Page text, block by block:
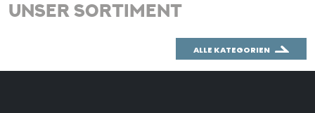
UNSER SORTIMENT
ALLE KATEGORIEN